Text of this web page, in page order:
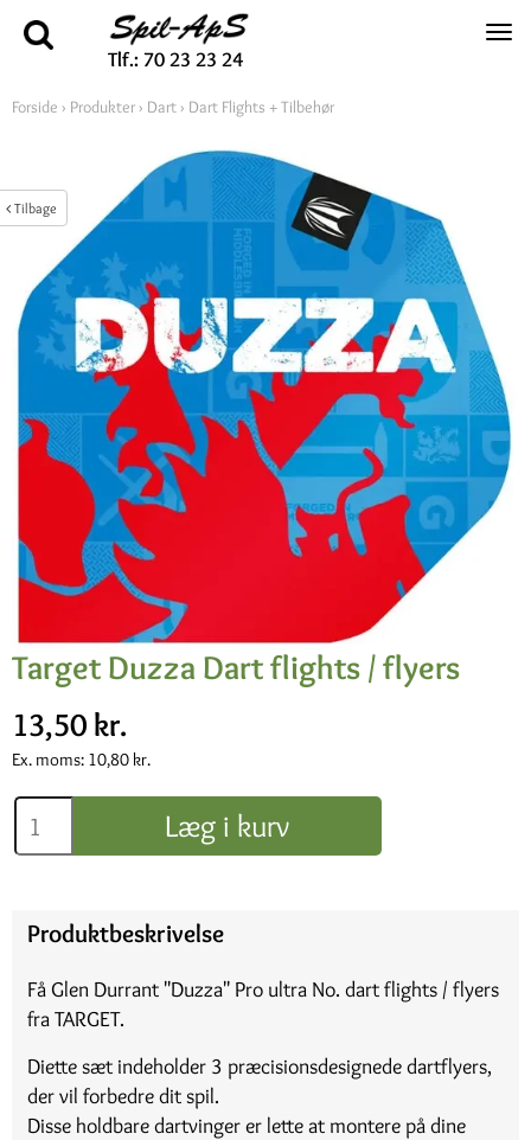
Tlf.: 70 23 23 24
Tilbage
Forside › Produkter› Dart› Dart Flights + Tilbehør
Target Duzza Dart flights / flyers
13,50 kr.
Ex. moms: 10,80 kr.
Læg i kurv
Produktbeskrivelse
Få Glen Durrant "Duzza" Pro ultra No. dart flights / flyers
fra TARGET.
Diette sæt indeholder 3 præcisionsdesignede dartflyers,
der vil forbedre dit spil.
Disse holdbare dartvinger er lette at montere på dine